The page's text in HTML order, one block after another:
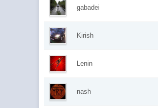
gabadei
Kirish
Lenin
nash